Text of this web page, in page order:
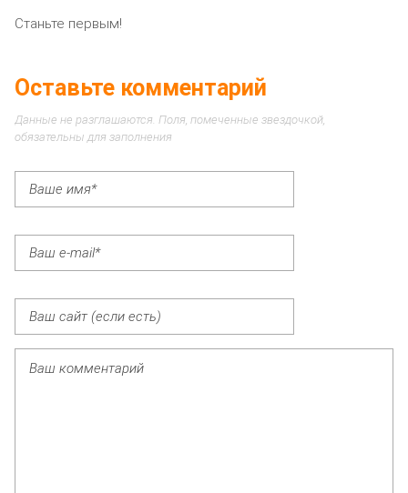
Станьте первым!
Оставьте комментарий
Данные не разглашаются. Поля, помеченные звездочкой,
обязательны для заполнения